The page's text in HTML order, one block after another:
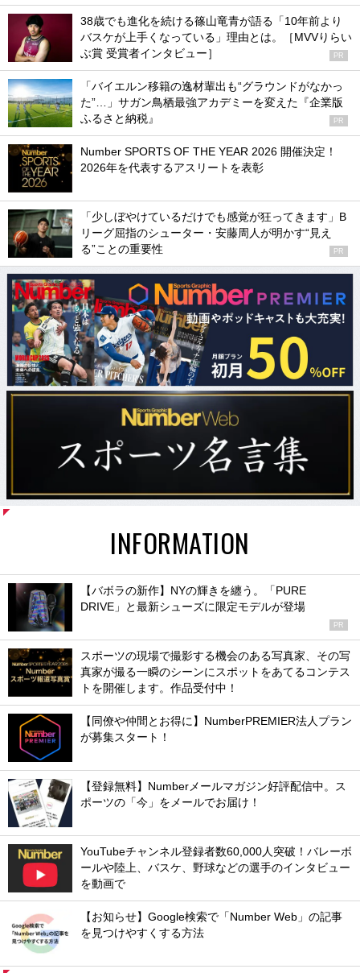
38歳でも進化を続ける篠山竜青が語る「10年前より
バスケが上手くなっている」理由とは。［MVVりらい
ぶ賞 受賞者インタビュー］
PR
「バイエルン移籍の逸材輩出も“グラウンドがなかっ
た”…」サガン鳥栖最強アカデミーを変えた『企業版
ふるさと納税』
PR
Number SPORTS OF THE YEAR 2026 開催決定！
2026年を代表するアスリートを表彰
「少しぼやけているだけでも感覚が狂ってきます」B
リーグ屈指のシューター・安藤周人が明かす“見え
る”ことの重要性
PR
INFORMATION
【バボラの新作】NYの輝きを纏う。「PURE
DRIVE」と最新シューズに限定モデルが登場
PR
スポーツの現場で撮影する機会のある写真家、その写
真家が撮る一瞬のシーンにスポットをあてるコンテス
トを開催します。作品受付中！
【同僚や仲間とお得に】NumberPREMIER法人プラン
が募集スタート！
【登録無料】Numberメールマガジン好評配信中。ス
ポーツの「今」をメールでお届け！
YouTubeチャンネル登録者数60,000人突破！バレーボ
ールや陸上、バスケ、野球などの選手のインタビュー
を動画で
【お知らせ】Google検索で「Number Web」の記事
を見つけやすくする方法